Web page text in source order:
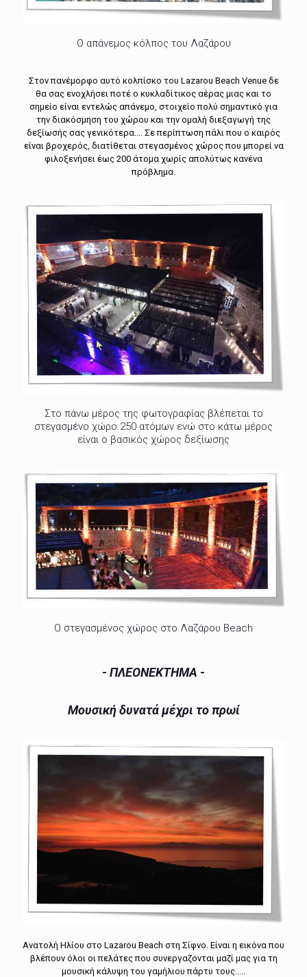
O απάνεμος κόλπος του Λαζάρου
Στον πανέμορφο αυτό κολπίσκο του Lazarou Beach Venue δε
θα σας ενοχλήσει ποτέ ο κυκλαδίτικος αέρας μιας και το
σημείο είναι εντελώς απάνεμο, στοιχείο πολύ σημαντικό για
την διακόσμηση του χώρου και την ομαλή διεξαγωγή της
δεξίωσής σας γενικότερα.... Σε περίπτωση πάλι που ο καιρός
είναι βροχερός, διατίθεται στεγασμένος χώρος που μπορεί να
φιλοξενήσει έως 200 άτομα χωρίς απολύτως κανένα
πρόβλημα.
Στο πάνω μέρος της φωτογραφίας βλέπεται το
στεγασμένο χώρο 250 ατόμων ενώ στο κάτω μέρος
είναι ο βασικός χώρος δεξίωσης
Ο στεγασμένος χώρος στο Λαζάρου Beach
- ΠΛΕΟΝΕΚΤΗΜΑ -
Μουσική δυνατά μέχρι το πρωί
Ανατολή Ηλίου στο Lazarou Beach στη Σίφνο. Είναι η εικόνα που
βλέπουν όλοι οι πελάτες που συνεργαζονται μαζί μας για τη
μουσική κάλυψη του γαμήλιου πάρτυ τους.....